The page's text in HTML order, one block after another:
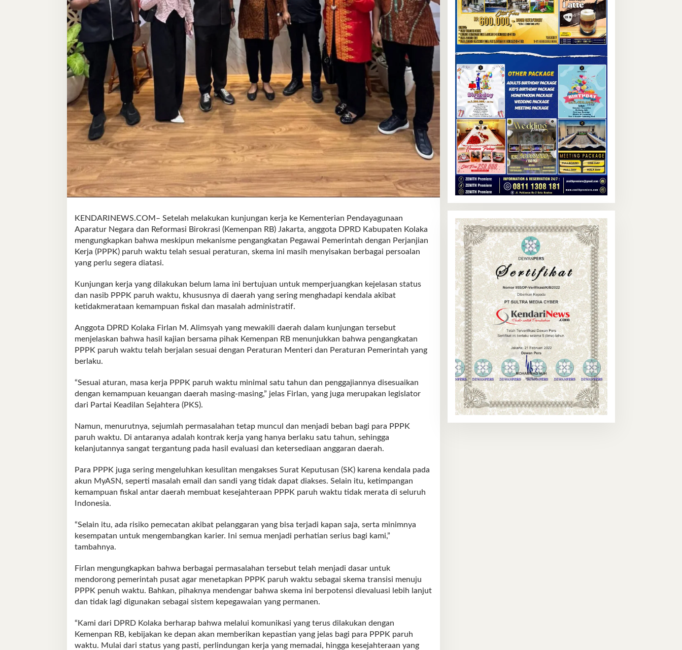
KENDARINEWS.COM– Setelah melakukan kunjungan kerja ke Kementerian Pendayagunaan
Aparatur Negara dan Reformasi Birokrasi (Kemenpan RB) Jakarta, anggota DPRD Kabupaten Kolaka
mengungkapkan bahwa meskipun mekanisme pengangkatan Pegawai Pemerintah dengan Perjanjian
Kerja (PPPK) paruh waktu telah sesuai peraturan, skema ini masih menyisakan berbagai persoalan
yang perlu segera diatasi.
Kunjungan kerja yang dilakukan belum lama ini bertujuan untuk memperjuangkan kejelasan status
dan nasib PPPK paruh waktu, khususnya di daerah yang sering menghadapi kendala akibat
ketidakmerataan kemampuan fiskal dan masalah administratif.
Anggota DPRD Kolaka Firlan M. Alimsyah yang mewakili daerah dalam kunjungan tersebut
menjelaskan bahwa hasil kajian bersama pihak Kemenpan RB menunjukkan bahwa pengangkatan
PPPK paruh waktu telah berjalan sesuai dengan Peraturan Menteri dan Peraturan Pemerintah yang
berlaku.
“Sesuai aturan, masa kerja PPPK paruh waktu minimal satu tahun dan penggajiannya disesuaikan
dengan kemampuan keuangan daerah masing-masing,” jelas Firlan, yang juga merupakan legislator
dari Partai Keadilan Sejahtera (PKS).
Namun, menurutnya, sejumlah permasalahan tetap muncul dan menjadi beban bagi para PPPK
paruh waktu. Di antaranya adalah kontrak kerja yang hanya berlaku satu tahun, sehingga
kelanjutannya sangat tergantung pada hasil evaluasi dan ketersediaan anggaran daerah.
Para PPPK juga sering mengeluhkan kesulitan mengakses Surat Keputusan (SK) karena kendala pada
akun MyASN, seperti masalah email dan sandi yang tidak dapat diakses. Selain itu, ketimpangan
kemampuan fiskal antar daerah membuat kesejahteraan PPPK paruh waktu tidak merata di seluruh
Indonesia.
“Selain itu, ada risiko pemecatan akibat pelanggaran yang bisa terjadi kapan saja, serta minimnya
kesempatan untuk mengembangkan karier. Ini semua menjadi perhatian serius bagi kami,”
tambahnya.
Firlan mengungkapkan bahwa berbagai permasalahan tersebut telah menjadi dasar untuk
mendorong pemerintah pusat agar menetapkan PPPK paruh waktu sebagai skema transisi menuju
PPPK penuh waktu. Bahkan, pihaknya mendengar bahwa skema ini berpotensi dievaluasi lebih lanjut
dan tidak lagi digunakan sebagai sistem kepegawaian yang permanen.
“Kami dari DPRD Kolaka berharap bahwa melalui komunikasi yang terus dilakukan dengan
Kemenpan RB, kebijakan ke depan akan memberikan kepastian yang jelas bagi para PPPK paruh
waktu. Mulai dari status yang pasti, perlindungan kerja yang memadai, hingga kesejahteraan yang